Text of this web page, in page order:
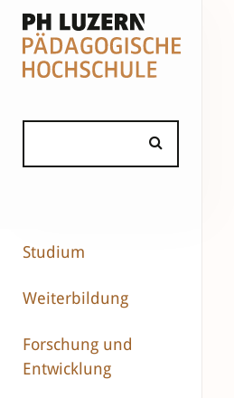
Studium
Weiterbildung
Forschung und
Entwicklung